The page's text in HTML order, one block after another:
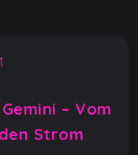
– Vom
Strom